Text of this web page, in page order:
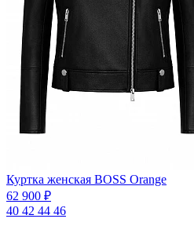
Куртка женская BOSS Orange
62 900 ₽
40 42 44 46